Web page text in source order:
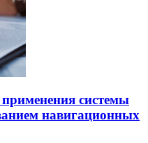
системы
навигационных